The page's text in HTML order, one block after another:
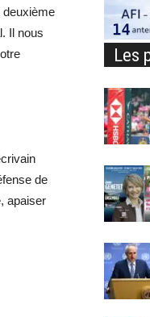
deuxième
Il nous
de
apaiser
Les